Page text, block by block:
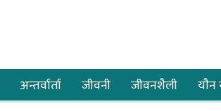
अन्तर्वार्ता जीवनी जीवनशैली याैन